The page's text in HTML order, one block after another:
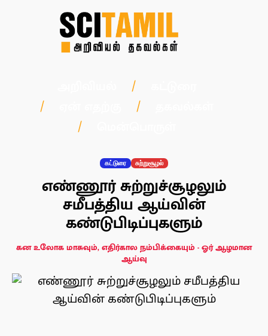
கட்டுரை சுற்றுசூழல்
எண்ணூர் சுற்றுச்சூழலும்
சமீபத்திய ஆய்வின்
கண்டுபிடிப்புகளும்
கன உலோக மாசுவும், எதிர்கால நம்பிக்கையும் - ஓர் ஆழமான
ஆய்வு